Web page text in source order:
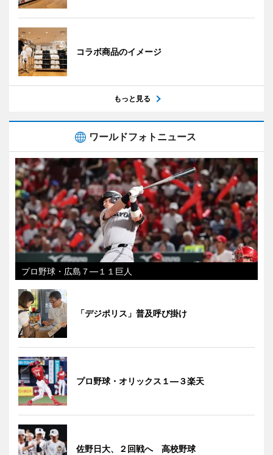
コラボ商品のイメージ
もっと見る
ワールドフォトニュース
プロ野球・広島７―１１巨人
「デジポリス」普及呼び掛け
プロ野球・オリックス１―３楽天
佐野日大、２回戦へ 高校野球